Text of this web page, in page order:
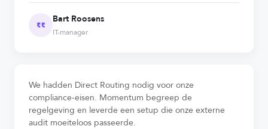
Bart Roosens
IT-manager
We hadden Direct Routing nodig voor onze
compliance-eisen. Momentum begreep de
regelgeving en leverde een setup die onze externe
audit moeiteloos passeerde.